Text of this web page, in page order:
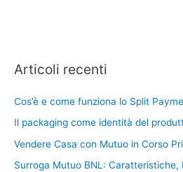
Articoli recenti
Cos’è e come funziona lo Split
Il packaging come identità del
Vendere Casa con Mutuo in Corso
Surroga Mutuo BNL: Caratteristiche,